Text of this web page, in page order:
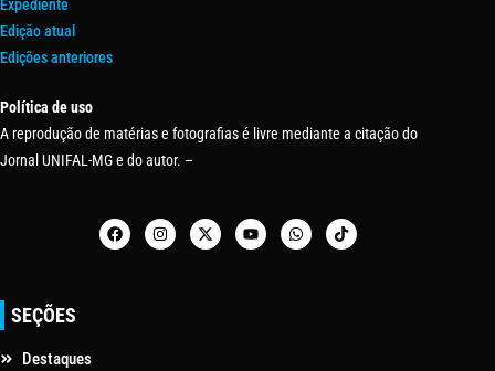
Expediente
Edição atual
Edições anteriores
Política de uso
A reprodução de matérias e fotografias é livre mediante a citação do
Jornal UNIFAL-MG e do autor. –
SEÇÕES
Destaques